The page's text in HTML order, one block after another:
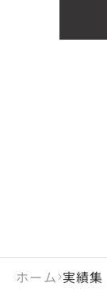
ホーム 実績集